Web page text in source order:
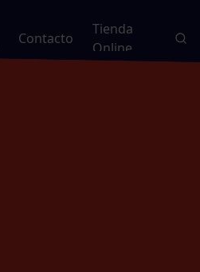
Contacto
Tienda
Online